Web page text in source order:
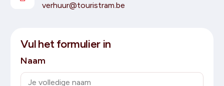
verhuur@touristram.be
Vul het formulier in
Naam